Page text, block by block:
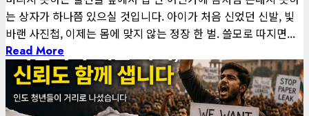
는 상자가 하나쯤 있으실 것입니다. 아이가 처음 신었던 신발, 빛
바랜 사진첩, 이제는 몸에 맞지 않는 정장 한 벌. 쓸모로 따지면...
Read More
1 minute read
게재된 글